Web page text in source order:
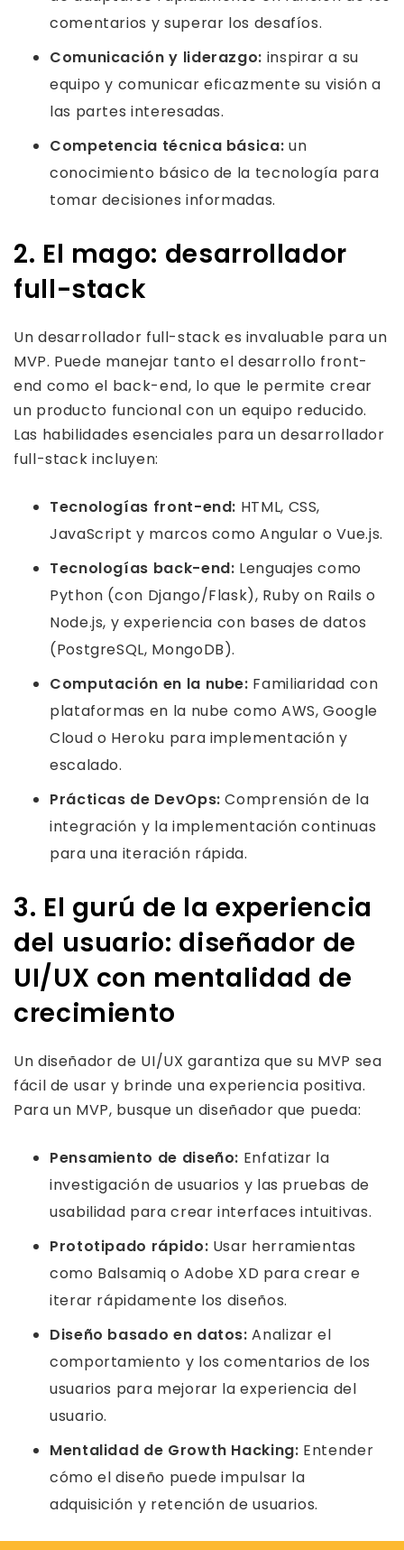
comentarios y superar los desafíos.
Comunicación y liderazgo: inspirar a su
equipo y comunicar eficazmente su visión a
las partes interesadas.
Competencia técnica básica: un
conocimiento básico de la tecnología para
tomar decisiones informadas.
2. El mago: desarrollador
full-stack
Un desarrollador full-stack es invaluable para un
MVP. Puede manejar tanto el desarrollo front-
end como el back-end, lo que le permite crear
un producto funcional con un equipo reducido.
Las habilidades esenciales para un desarrollador
full-stack incluyen:
Tecnologías front-end: HTML, CSS,
JavaScript y marcos como Angular o Vue.js.
Tecnologías back-end: Lenguajes como
Python (con Django/Flask), Ruby on Rails o
Node.js, y experiencia con bases de datos
(PostgreSQL, MongoDB).
Computación en la nube: Familiaridad con
plataformas en la nube como AWS, Google
Cloud o Heroku para implementación y
escalado.
Prácticas de DevOps: Comprensión de la
integración y la implementación continuas
para una iteración rápida.
3. El gurú de la experiencia
del usuario: diseñador de
UI/UX con mentalidad de
crecimiento
Un diseñador de UI/UX garantiza que su MVP sea
fácil de usar y brinde una experiencia positiva.
Para un MVP, busque un diseñador que pueda:
Pensamiento de diseño: Enfatizar la
investigación de usuarios y las pruebas de
usabilidad para crear interfaces intuitivas.
Prototipado rápido: Usar herramientas
como Balsamiq o Adobe XD para crear e
iterar rápidamente los diseños.
Diseño basado en datos: Analizar el
comportamiento y los comentarios de los
usuarios para mejorar la experiencia del
usuario.
Mentalidad de Growth Hacking: Entender
cómo el diseño puede impulsar la
adquisición y retención de usuarios.